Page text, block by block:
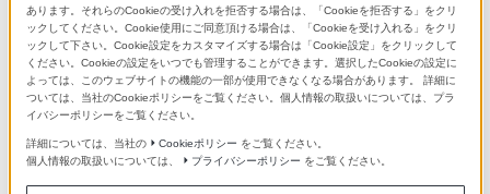
ソフトウェアアップデートが実施できなかった場合
型名から絞り込み
あります。それらのCookieの受け入れを拒否する場合は、「Cookieを拒否する」をクリ
ックしてください。Cookie使用にご同意頂ける場合は、「Cookieを受け入れる」をクリ
ックして下さい。Cookie設定をカスタマイズする場合は「Cookie設定」をクリックして
ください。Cookieの設定をいつでも管理することができます。選択したCookieの設定に
よっては、このウェブサイトの機能の一部が使用できなくなる場合があります。 詳細に
ついては、当社のCookieポリシーをご覧ください。個人情報の取扱いについては、プラ
イバシーポリシーをご覧ください。
詳細については、当社の Cookieポリシー をご覧ください。
個人情報の取扱いについては、
プライバシーポリシー をご覧ください。